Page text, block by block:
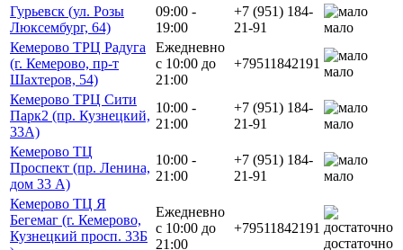
Гурьевск (ул. Розы
Люксембург, 64)
09:00 -
19:00
+7 (951) 184-
21-91
мало
Кемерово ТРЦ Радуга
(г. Кемерово, пр-т
Шахтеров, 54)
Ежедневно
с 10:00 до
21:00
+79511842191
мало
Кемерово ТРЦ Сити
Парк2 (пр. Кузнецкий,
33А)
10:00 -
21:00
+7 (951) 184-
21-91
мало
Кемерово ТЦ
Проспект (пр. Ленина,
дом 33 А)
10:00 -
21:00
+7 (951) 184-
21-91
мало
Кемерово ТЦ Я
Бегемаг (г. Кемерово,
Кузнецкий просп. 33Б
Ежедневно
с 10:00 до
21:00
+79511842191
достаточно